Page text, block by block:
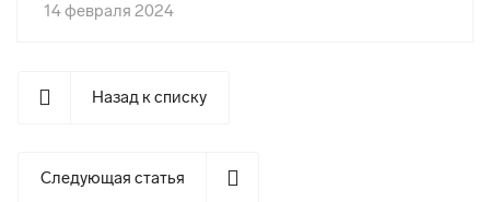
14 февраля 2024
Назад к списку
Следующая статья